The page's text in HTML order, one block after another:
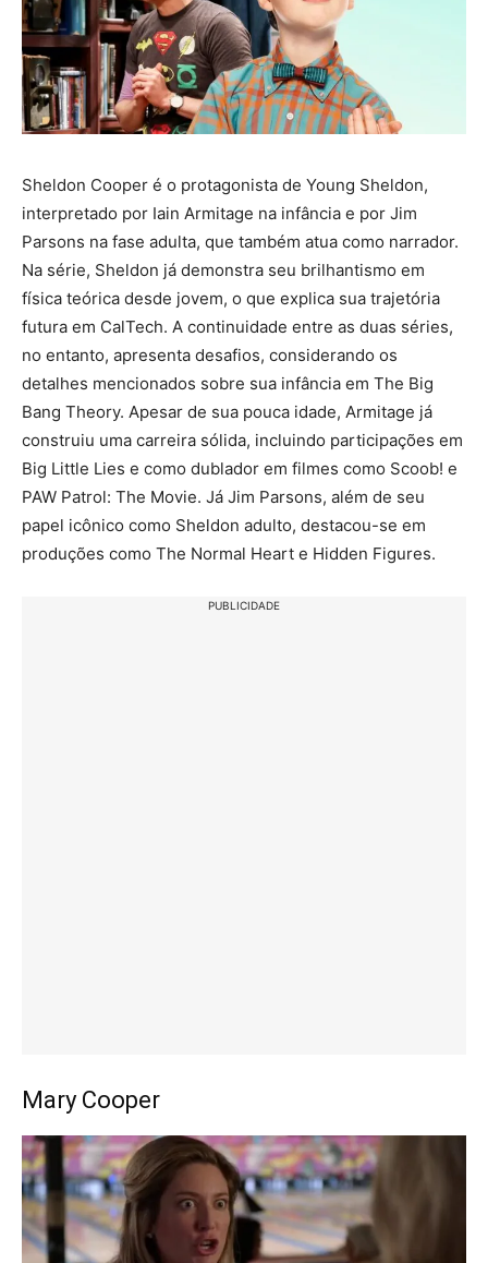
Sheldon Cooper é o protagonista de Young Sheldon,
interpretado por Iain Armitage na infância e por Jim
Parsons na fase adulta, que também atua como narrador.
Na série, Sheldon já demonstra seu brilhantismo em
física teórica desde jovem, o que explica sua trajetória
futura em CalTech. A continuidade entre as duas séries,
no entanto, apresenta desafios, considerando os
detalhes mencionados sobre sua infância em The Big
Bang Theory. Apesar de sua pouca idade, Armitage já
construiu uma carreira sólida, incluindo participações em
Big Little Lies e como dublador em filmes como Scoob! e
PAW Patrol: The Movie. Já Jim Parsons, além de seu
papel icônico como Sheldon adulto, destacou-se em
produções como The Normal Heart e Hidden Figures.
PUBLICIDADE
Mary Cooper